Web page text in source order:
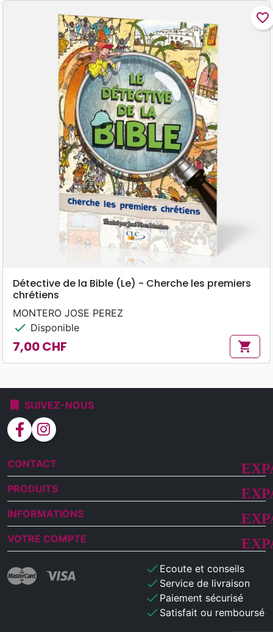
favorite_border
Détective de la Bible (Le) - Cherche les premiers
chrétiens
MONTERO JOSE PEREZ
check Disponible
Prix
7,00 CHF shopping_cart
bookmark SUIVEZ-NOUS
facebook instagram
CONTACT
PRODUITS
INFORMATIONS
VOTRE COMPTE
check Ecoute et conseils
check Service de livraison
check Paiement sécurisé
check Satisfait ou remboursé